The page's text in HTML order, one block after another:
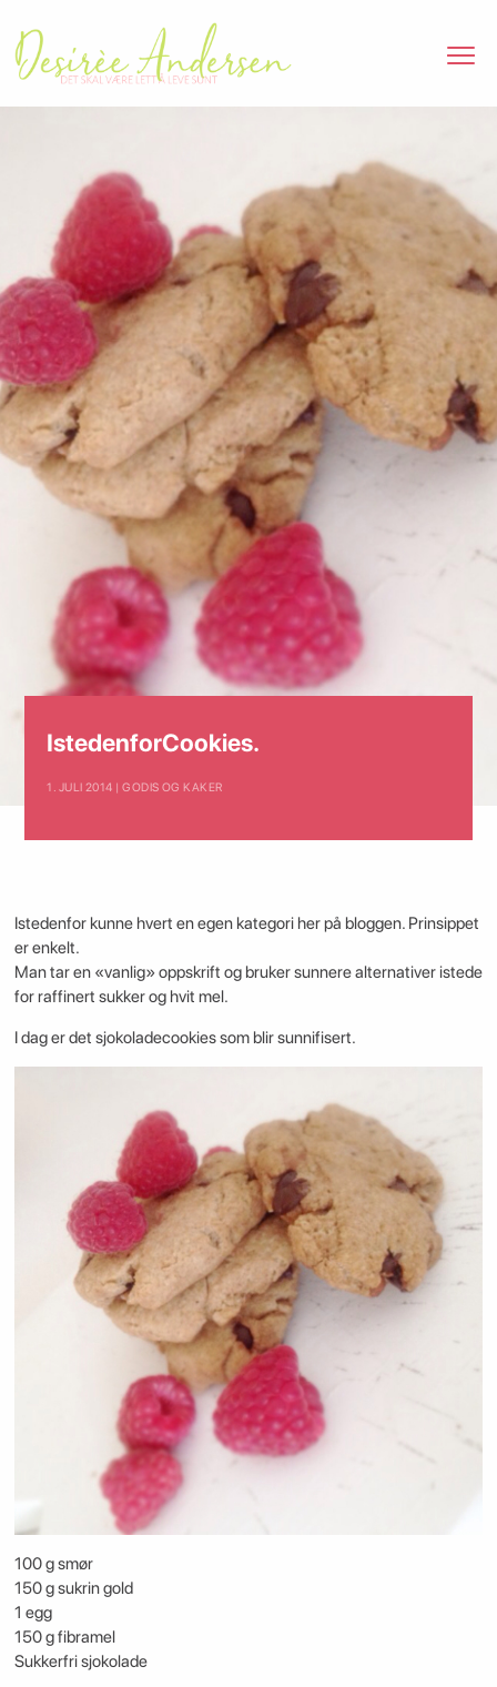
IstedenforCookies.
1. JULI 2014 | GODIS OG KAKER
Istedenfor kunne hvert en egen kategori her på bloggen. Prinsippet
er enkelt.
Man tar en «vanlig» oppskrift og bruker sunnere alternativer istede
for raffinert sukker og hvit mel.
I dag er det sjokoladecookies som blir sunnifisert.
100 g smør
150 g sukrin gold
1 egg
150 g fibramel
Sukkerfri sjokolade